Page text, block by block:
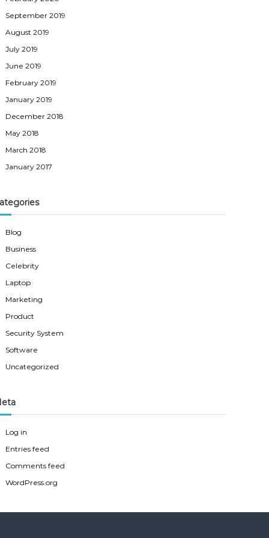
September 2019
August 2019
July 2019
June 2019
February 2019
January 2019
December 2018
May 2018
March 2018
January 2017
Blog
Business
Celebrity
Laptop
Marketing
Product
Security System
Software
Uncategorized
Log in
Entries feed
Comments feed
WordPress.org